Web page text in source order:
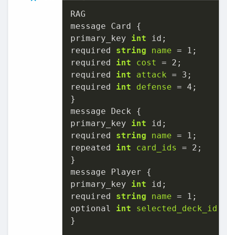
RAG
message Card {
primary_key int id;
required string name = 1 ;
required int cost = 2 ;
required int attack = 3 ;
required int defense = 4 ;
}
message Deck {
primary_key int id;
required string name = 1 ;
repeated int card_ids = 2 ;
}
message Player {
primary_key int id;
required string name = 1 ;
optional int selected_deck_id
}